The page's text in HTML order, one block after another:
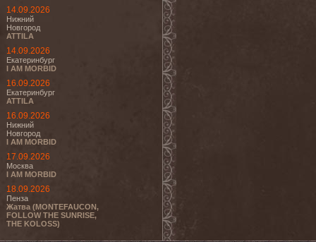
14.09.2026
Нижний
Новгород
ATTILA
14.09.2026
Екатеринбург
I AM MORBID
16.09.2026
Екатеринбург
ATTILA
16.09.2026
Нижний
Новгород
I AM MORBID
17.09.2026
Москва
I AM MORBID
18.09.2026
Пенза
Жатва (MONTEFAUCON,
FOLLOW THE SUNRISE,
THE KOLOSS)